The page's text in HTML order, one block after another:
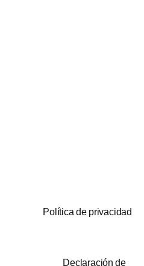
Política de privacidad
Declaración de